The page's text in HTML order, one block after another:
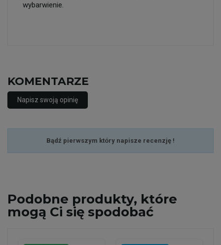
wybarwienie.
KOMENTARZE
Napisz swoją opinię
Bądź pierwszym który napisze recenzję !
Podobne produkty, które
mogą Ci się spodobać